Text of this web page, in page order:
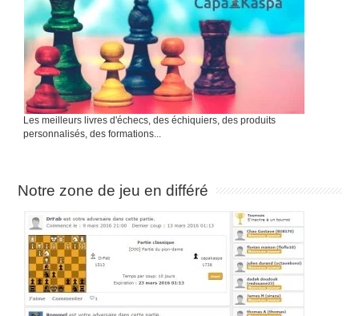
Les meilleurs livres d'échecs, des échiquiers, des produits
personnalisés, des formations...
Notre zone de jeu en différé